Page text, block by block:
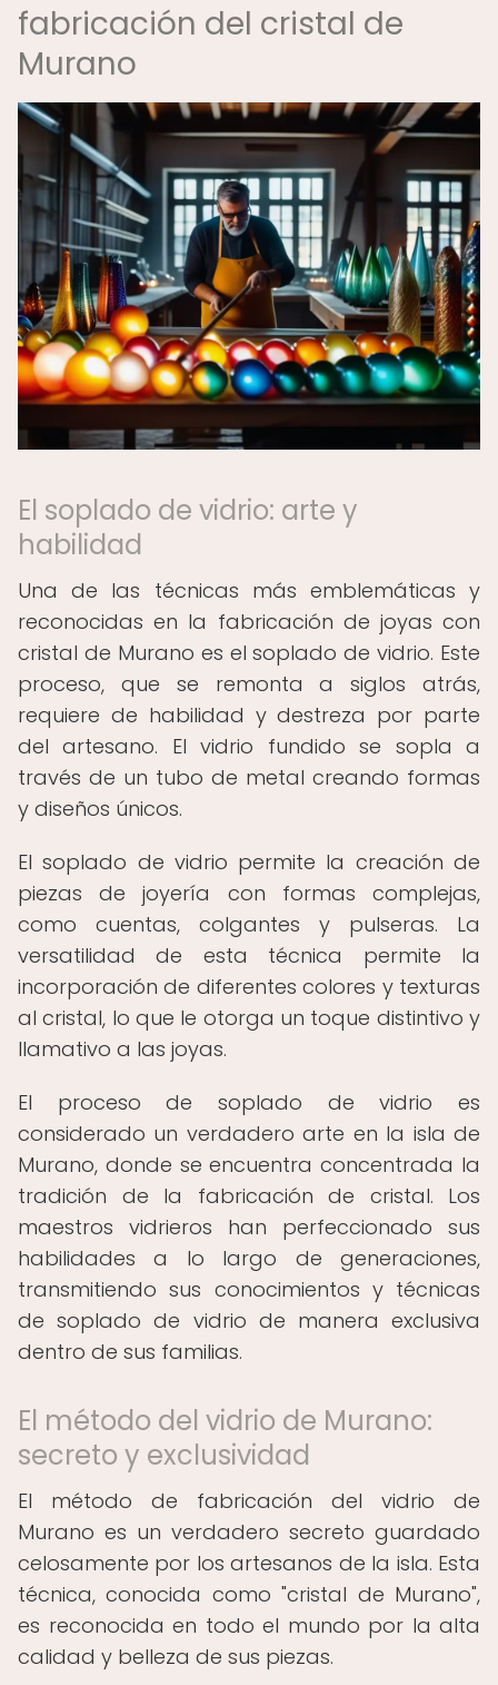
fabricación del cristal de
Murano
El soplado de vidrio: arte y
habilidad
Una de las técnicas más emblemáticas y
reconocidas en la fabricación de joyas con
cristal de Murano es el soplado de vidrio. Este
proceso, que se remonta a siglos atrás,
requiere de habilidad y destreza por parte
del artesano. El vidrio fundido se sopla a
través de un tubo de metal creando formas
y diseños únicos.
El soplado de vidrio permite la creación de
piezas de joyería con formas complejas,
como cuentas, colgantes y pulseras. La
versatilidad de esta técnica permite la
incorporación de diferentes colores y texturas
al cristal, lo que le otorga un toque distintivo y
llamativo a las joyas.
El proceso de soplado de vidrio es
considerado un verdadero arte en la isla de
Murano, donde se encuentra concentrada la
tradición de la fabricación de cristal. Los
maestros vidrieros han perfeccionado sus
habilidades a lo largo de generaciones,
transmitiendo sus conocimientos y técnicas
de soplado de vidrio de manera exclusiva
dentro de sus familias.
El método del vidrio de Murano:
secreto y exclusividad
El método de fabricación del vidrio de
Murano es un verdadero secreto guardado
celosamente por los artesanos de la isla. Esta
técnica, conocida como "cristal de Murano",
es reconocida en todo el mundo por la alta
calidad y belleza de sus piezas.